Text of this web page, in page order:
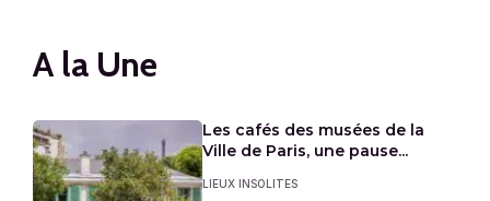
A la Une
Les cafés des musées de la
Ville de Paris, une pause...
LIEUX INSOLITES